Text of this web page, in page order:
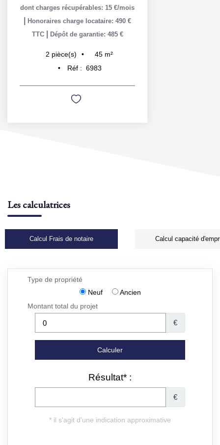
dont charges récupérables: 15 €/mois
Honoraires charge locataire: 490 €
TTC
Dépôt de garantie: 485 €
2 pièce(s) 45 m²
Réf : 6983
Les calculatrices
Calcul Frais de notaire Calcul capacité